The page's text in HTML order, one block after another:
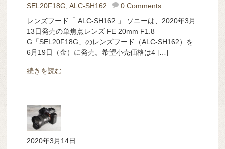
SEL20F18G,ALC-SH162
0 Comments
レンズフード「 ALC-SH162 」 ソニーは、2020年3月
13日発売の単焦点レンズ FE 20mm F1.8
G「SEL20F18G」のレンズフード（ALC-SH162）を
6月19日（金）に発売。希望小売価格は4 […]
続きを読む
2020年3月14日